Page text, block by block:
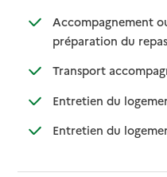
Accompagnement
préparation du repas
:
:
Transport
Entretien du
Entretien du